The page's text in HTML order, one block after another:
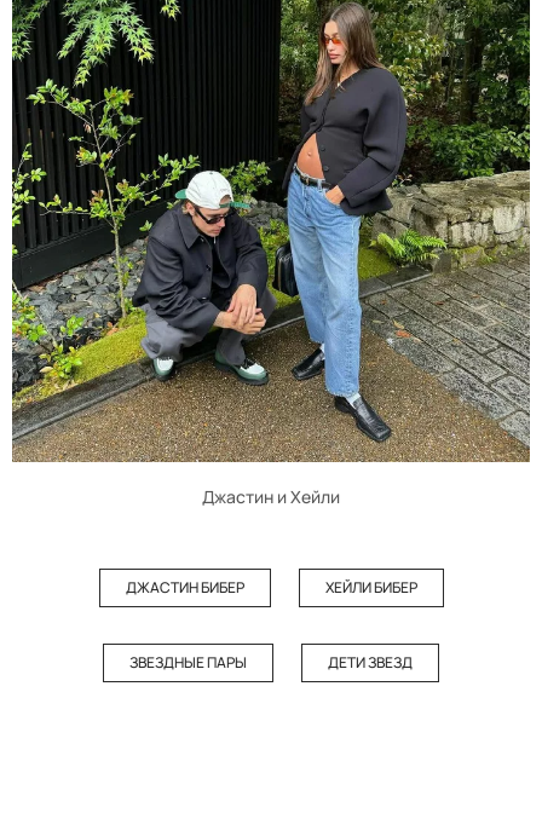
Джастин и Хейли
ДЖАСТИН БИБЕР ХЕЙЛИ БИБЕР
ЗВЕЗДНЫЕ ПАРЫ ДЕТИ ЗВЕЗД